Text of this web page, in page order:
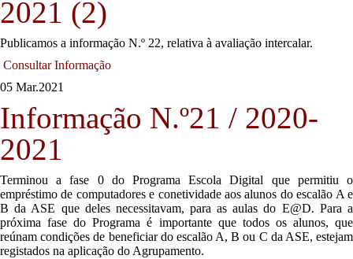
2021 (2)
Publicamos a informação N.º 22, relativa à avaliação intercalar.
Consultar Informação
05 Mar.2021
Informação N.º21 / 2020-
2021
Terminou a fase 0 do Programa Escola Digital que permitiu o
empréstimo de computadores e conetividade aos alunos do escalão A e
B da ASE que deles necessitavam, para as aulas do E@D. Para a
próxima fase do Programa é importante que todos os alunos, que
reúnam condições de beneficiar do escalão A, B ou C da ASE, estejam
registados na aplicação do Agrupamento.